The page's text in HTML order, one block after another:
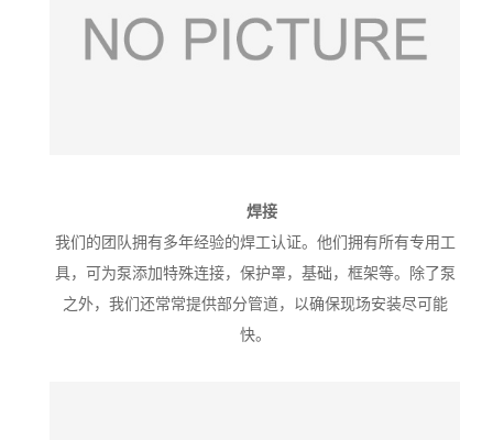
焊接
我们的团队拥有多年经验的焊工认证。他们拥有所有专用工
具，可为泵添加特殊连接，保护罩，基础，框架等。除了泵
之外，我们还常常提供部分管道，以确保现场安装尽可能
快。